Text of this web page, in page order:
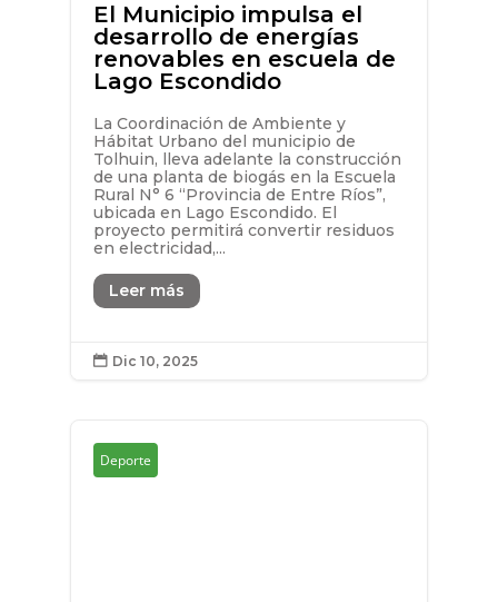
El Municipio impulsa el
desarrollo de energías
renovables en escuela de
Lago Escondido
La Coordinación de Ambiente y
Hábitat Urbano del municipio de
Tolhuin, lleva adelante la construcción
de una planta de biogás en la Escuela
Rural N° 6 “Provincia de Entre Ríos”,
ubicada en Lago Escondido. El
proyecto permitirá convertir residuos
en electricidad,...
Leer más
 Dic 10, 2025
Deporte